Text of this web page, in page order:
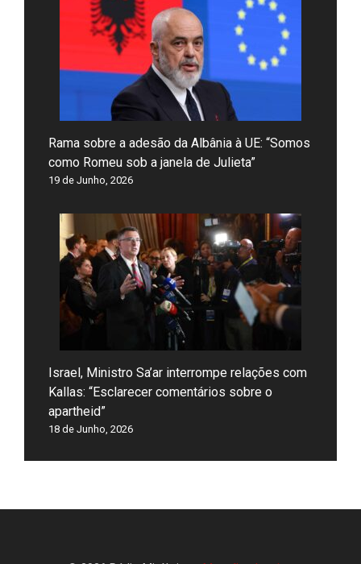
Rama sobre a adesão da Albânia à UE: “Somos
como Romeu sob a janela de Julieta”
19 de Junho, 2026
Israel, Ministro Sa’ar interrompe relações com
Kallas: “Esclarecer comentários sobre o
apartheid”
18 de Junho, 2026